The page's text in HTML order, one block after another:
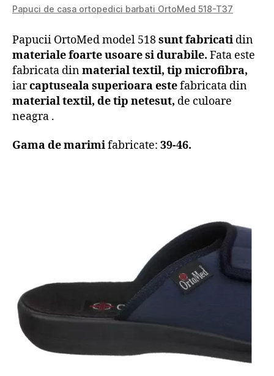
Papuci de casa ortopedici barbati OrtoMed 518-T37
Papucii OrtoMed model 518sunt fabricati din
materiale foarte usoare si durabile. Fata este
fabricata dinmaterial textil, tip microfibra,
iarcaptuseala superioara estefabricata din
material textil, de tip netesut, de culoare
neagra .
Gama de marimifabricate: 39-46.